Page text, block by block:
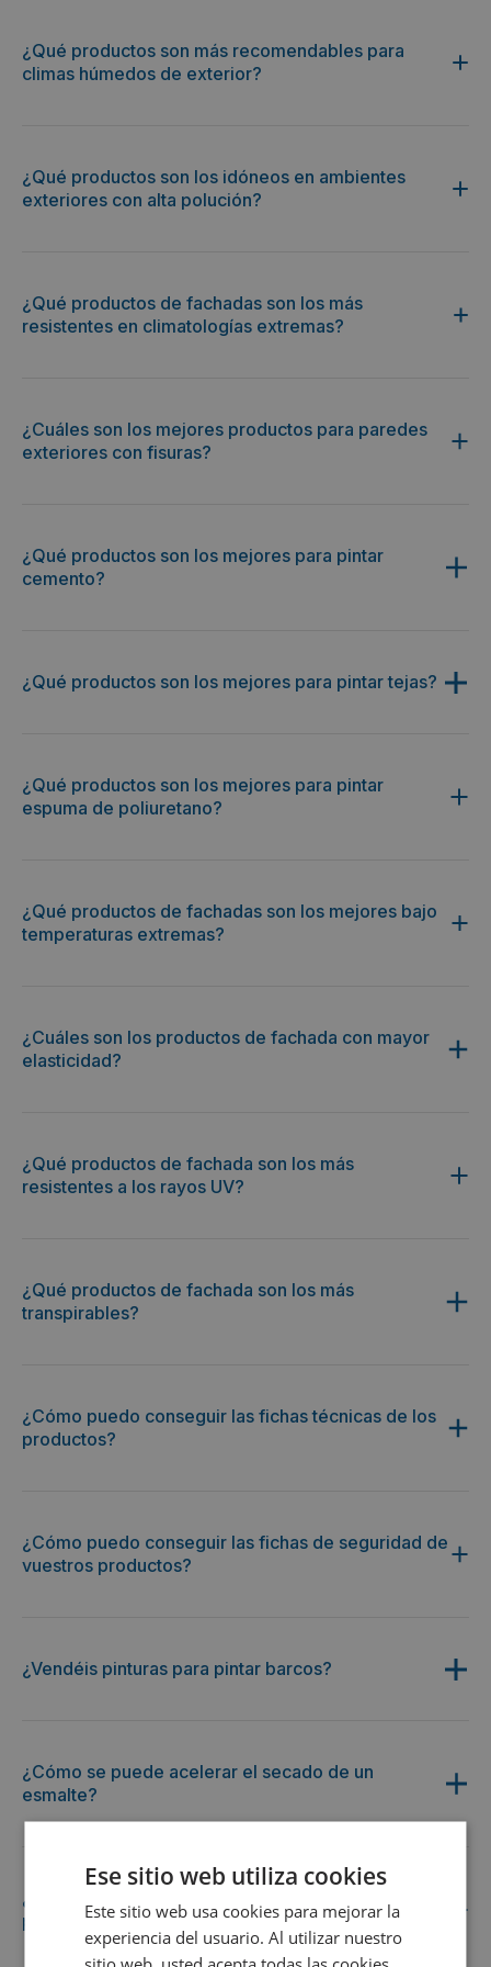
¿Qué productos son más recomendables para
climas húmedos de exterior?
¿Qué productos son los idóneos en ambientes
exteriores con alta polución?
¿Qué productos de fachadas son los más
resistentes en climatologías extremas?
¿Cuáles son los mejores productos para paredes
exteriores con fisuras?
¿Qué productos son los mejores para pintar
cemento?
¿Qué productos son los mejores para pintar tejas?
¿Qué productos son los mejores para pintar
espuma de poliuretano?
¿Qué productos de fachadas son los mejores bajo
temperaturas extremas?
¿Cuáles son los productos de fachada con mayor
elasticidad?
¿Qué productos de fachada son los más
resistentes a los rayos UV?
¿Qué productos de fachada son los más
transpirables?
¿Cómo puedo conseguir las fichas técnicas de los
productos?
¿Cómo puedo conseguir las fichas de seguridad de
vuestros productos?
¿Vendéis pinturas para pintar barcos?
¿Cómo se puede acelerar el secado de un
esmalte?
¿Cuál es el tiempo de espera para el llenado de una
piscina después de la aplicación?
Ese sitio web utiliza cookies
Este sitio web usa cookies para mejorar la
experiencia del usuario. Al utilizar nuestro